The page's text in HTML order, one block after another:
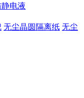
电液
无尘晶圆隔离纸 无尘